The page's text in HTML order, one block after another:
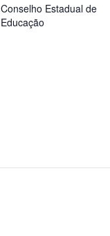
Conselho Estadual de
Educação